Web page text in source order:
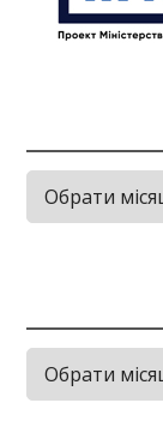
Архів
новин
Події